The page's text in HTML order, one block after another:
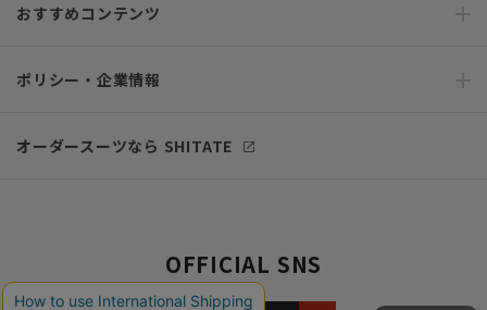
おすすめコンテンツ
ポリシー・企業情報
オーダースーツなら SHITATE
OFFICIAL SNS